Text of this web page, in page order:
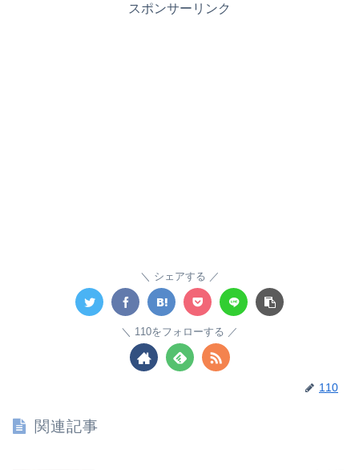
スポンサーリンク
シェアする
110をフォローする
110
関連記事